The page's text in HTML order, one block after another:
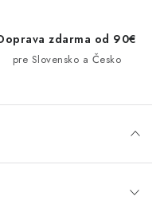
údajov
zdarma od 90€
pre Slovensko a Česko